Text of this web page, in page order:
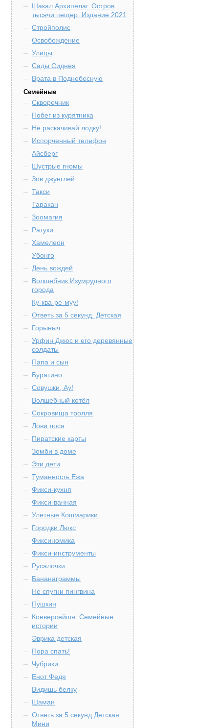
Шакал Архипелаг. Остров
тысячи пещер. Издание 2021
Стройполис
Освобождение
Улицы
Сады Сиднея
Врата в Поднебесную
Семейные
Скворечник
Побег из курятника
Не раскачивай лодку!
Испорченный телефон
Айсберг
Шустрые гномы
Зов джунглей
Такси
Таракан
Зоомагия
Ратуки
Хамелеон
Убонго
День вождей
Волшебник Изумрудного
города
Ку-ква-ре-муу!
Ответь за 5 секунд. Детская
Горыныч
Урфин Джюс и его деревянные
солдаты
Папа и сын
Буратино
Совушки, Ау!
Волшебный котёл
Сокровища тролля
Лови лося
Пиратские карты
Зомби в доме
Эти дети
Туманность Ежа
Фикси-кухня
Фикси-ванная
Улетные Кошмарики
Городки Люкс
Фиксиномика
Фикси-инструменты
Русалочки
Бананаграммы
Не спугни пингвина
Пушкин
Конверсейшн. Семейные
истории
Эврика детская
Пора спать!
Чубрики
Енот Федя
Видишь белку
Шаман
Ответь за 5 секунд Детская
Мини